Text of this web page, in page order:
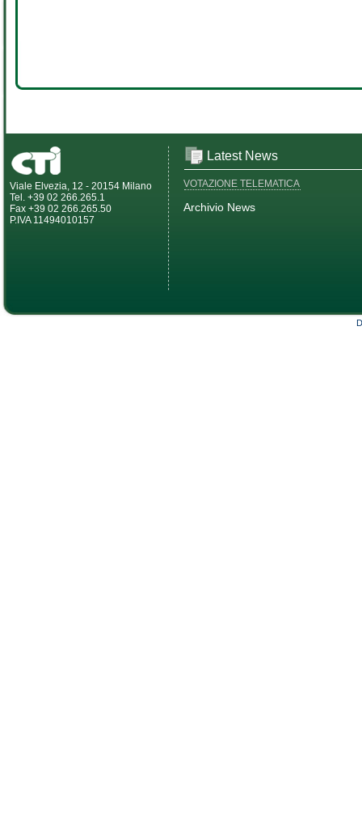
Viale Elvezia, 12 - 20154 Milano
Tel. +39 02 266.265.1
Fax +39 02 266.265.50
P.IVA 11494010157
Latest News
VOTAZIONE TELEMATICA
Archivio News